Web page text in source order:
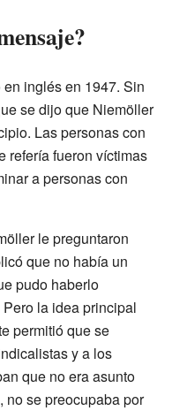
inglés en 1947. Sin
se dijo que Niemöller
Las personas con
refería fueron víctimas
a personas con
le preguntaron
que no había un
pudo haberlo
la idea principal
permitió que se
y a los
que no era asunto
no se preocupaba por